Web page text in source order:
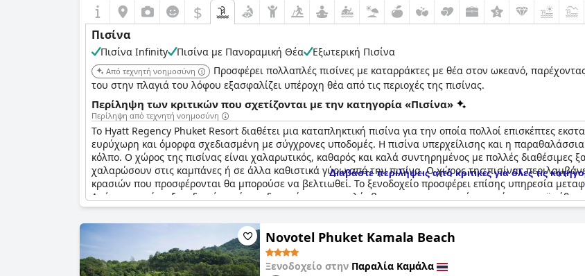
$
Πισίνα
Πισίνα Infinity Πισίνα με Πανοραμική Θέα Εξωτερική Πισίνα
Από τεχνητή νοημοσύνη
Προσφέρει πολλαπλές πισίνες με καταρράκτες με θέα στον ωκεανό,
του στην πλαγιά του λόφου εξασφαλίζει υπέροχη θέα από τις περιοχές της πισίνας.
Περίληψη των κριτικών που σχετίζονται με την κατηγορία «Πισίνα»
Περίληψη από τεχνητή νοημοσύνη
Το Hyatt Regency Phuket Resort διαθέτει μια καταπληκτική πισίνα για την οποία πολλοί επισκέπτες
ευρύχωρη και όμορφα σχεδιασμένη με σύγχρονες υποδομές. Η πισίνα υπερχείλισης και η
κόλπο. Ο χώρος της πισίνας είναι χαλαρωτικός, καθαρός και καλά συντηρημένος με πολλές διαθέσιμες
χαλαρώσουν στις καμπάνες ή σε άλλα καθιστικά γύρω από την πισίνα. Ο χώρος της πισίνας
κρασιών που προσφέρονται θα μπορούσε να βελτιωθεί. Το ξενοδοχείο προσφέρει επίσης υπηρεσία
Απέναντι από το ξενοδοχείο υπάρχει δυνατότητα για κολύμβηση με αναπνευστήρα, υπό την προϋπόθεση
ορισμένοι επισκέπτες βρίσκουν τη θερμοκρασία του νερού της πισίνας πολύ υψηλή, οι περισσότεροι
Συν τοις άλλοις, το προσωπικό του ξενοδοχείου είναι φιλόξενο και φιλικό και η ποιότητα του φαγητού
κάθε επισκέπτη που επισκέπτεται το Hyatt Regency Phuket Resort.
Διαβάστε περιλήψεις από κριτικές για όλες τις
Novotel Phuket Kamala Beach
Ξενοδοχείο στην Παραλία Καμάλα